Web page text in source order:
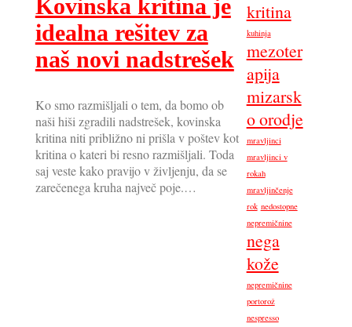
Kovinska kritina je
idealna rešitev za
naš novi nadstrešek
Ko smo razmišljali o tem, da bomo ob
naši hiši zgradili nadstrešek, kovinska
kritina niti približno ni prišla v poštev kot
kritina o kateri bi resno razmišljali. Toda
saj veste kako pravijo v življenju, da se
zarečenega kruha največ poje.…
kritina
kuhinja
mezoter
apija
mizarsk
o orodje
mravljinci
mravljinci v
rokah
mravljinčenje
rok nedostopne
nepremičnine
nega
kože
nepremičnine
portorož
nespresso